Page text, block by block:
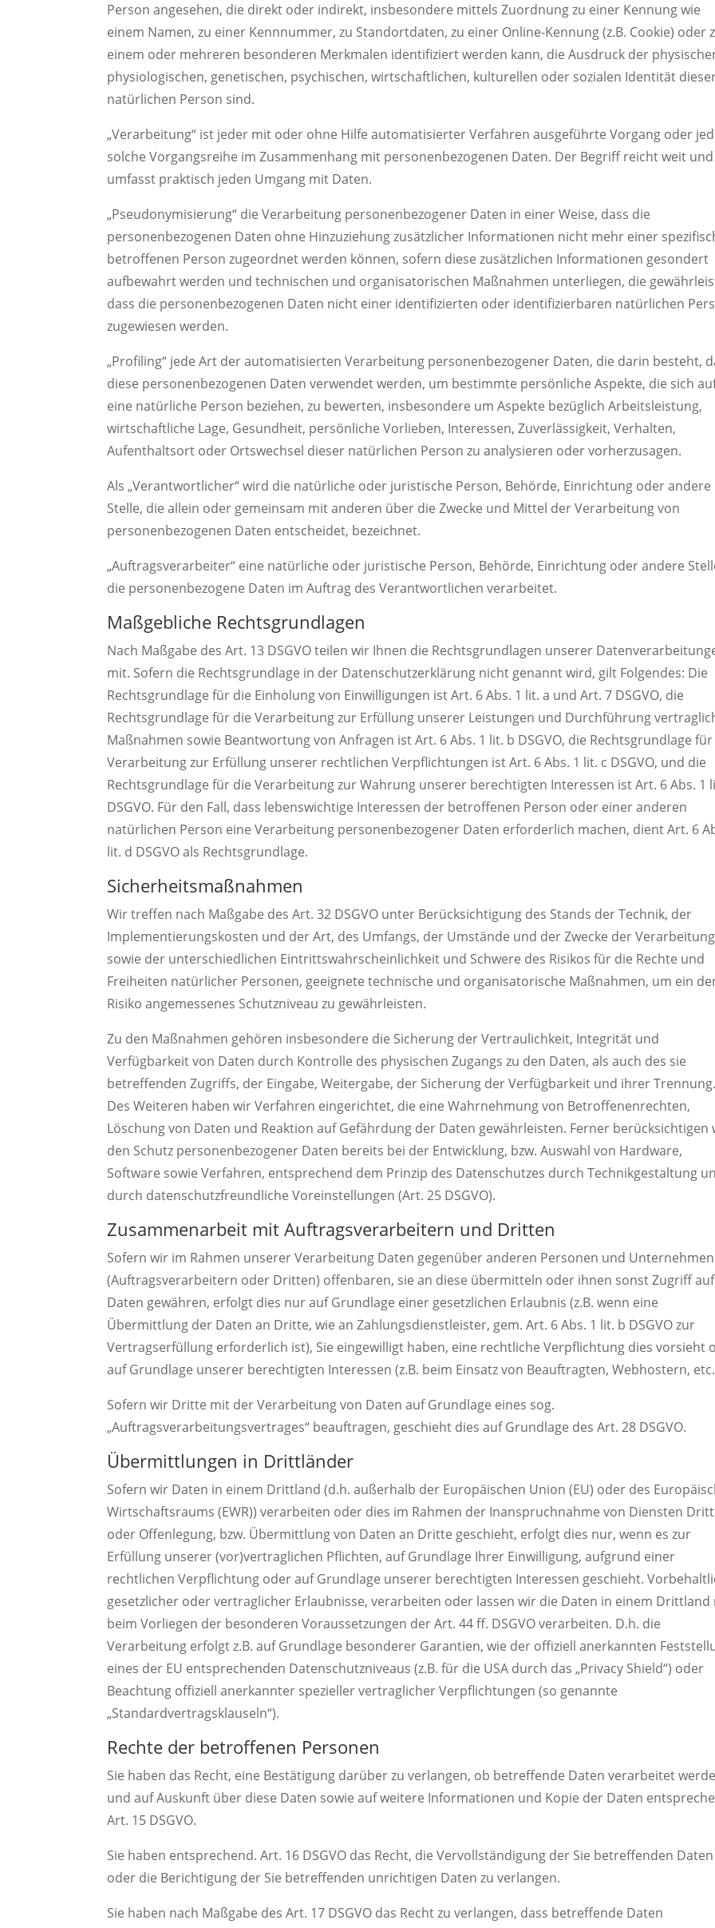
Person angesehen, die direkt oder indirekt, insbesondere mittels Zuordnung zu einer Kennung wie
einem Namen, zu einer Kennnummer, zu Standortdaten, zu einer Online-Kennung (z.B. Cookie) oder
einem oder mehreren besonderen Merkmalen identifiziert werden kann, die Ausdruck der
physiologischen, genetischen, psychischen, wirtschaftlichen, kulturellen oder sozialen Identität
natürlichen Person sind.
„Verarbeitung“ ist jeder mit oder ohne Hilfe automatisierter Verfahren ausgeführte Vorgang oder
solche Vorgangsreihe im Zusammenhang mit personenbezogenen Daten. Der Begriff reicht weit und
umfasst praktisch jeden Umgang mit Daten.
„Pseudonymisierung“ die Verarbeitung personenbezogener Daten in einer Weise, dass die
personenbezogenen Daten ohne Hinzuziehung zusätzlicher Informationen nicht mehr einer
betroffenen Person zugeordnet werden können, sofern diese zusätzlichen Informationen gesondert
aufbewahrt werden und technischen und organisatorischen Maßnahmen unterliegen, die
dass die personenbezogenen Daten nicht einer identifizierten oder identifizierbaren natürlichen
zugewiesen werden.
„Profiling“ jede Art der automatisierten Verarbeitung personenbezogener Daten, die darin besteht,
diese personenbezogenen Daten verwendet werden, um bestimmte persönliche Aspekte, die sich
eine natürliche Person beziehen, zu bewerten, insbesondere um Aspekte bezüglich Arbeitsleistung,
wirtschaftliche Lage, Gesundheit, persönliche Vorlieben, Interessen, Zuverlässigkeit, Verhalten,
Aufenthaltsort oder Ortswechsel dieser natürlichen Person zu analysieren oder vorherzusagen.
Als „Verantwortlicher“ wird die natürliche oder juristische Person, Behörde, Einrichtung oder andere
Stelle, die allein oder gemeinsam mit anderen über die Zwecke und Mittel der Verarbeitung von
personenbezogenen Daten entscheidet, bezeichnet.
„Auftragsverarbeiter“ eine natürliche oder juristische Person, Behörde, Einrichtung oder andere
die personenbezogene Daten im Auftrag des Verantwortlichen verarbeitet.
Maßgebliche Rechtsgrundlagen
Nach Maßgabe des Art. 13 DSGVO teilen wir Ihnen die Rechtsgrundlagen unserer
mit. Sofern die Rechtsgrundlage in der Datenschutzerklärung nicht genannt wird, gilt Folgendes: Die
Rechtsgrundlage für die Einholung von Einwilligungen ist Art. 6 Abs. 1 lit. a und Art. 7 DSGVO, die
Rechtsgrundlage für die Verarbeitung zur Erfüllung unserer Leistungen und Durchführung
Maßnahmen sowie Beantwortung von Anfragen ist Art. 6 Abs. 1 lit. b DSGVO, die Rechtsgrundlage
Verarbeitung zur Erfüllung unserer rechtlichen Verpflichtungen ist Art. 6 Abs. 1 lit. c DSGVO, und die
Rechtsgrundlage für die Verarbeitung zur Wahrung unserer berechtigten Interessen ist Art. 6 Abs. 1
DSGVO. Für den Fall, dass lebenswichtige Interessen der betroffenen Person oder einer anderen
natürlichen Person eine Verarbeitung personenbezogener Daten erforderlich machen, dient Art. 6
lit. d DSGVO als Rechtsgrundlage.
Sicherheitsmaßnahmen
Wir treffen nach Maßgabe des Art. 32 DSGVO unter Berücksichtigung des Stands der Technik, der
Implementierungskosten und der Art, des Umfangs, der Umstände und der Zwecke der Verarbeitung
sowie der unterschiedlichen Eintrittswahrscheinlichkeit und Schwere des Risikos für die Rechte und
Freiheiten natürlicher Personen, geeignete technische und organisatorische Maßnahmen, um ein
Risiko angemessenes Schutzniveau zu gewährleisten.
Zu den Maßnahmen gehören insbesondere die Sicherung der Vertraulichkeit, Integrität und
Verfügbarkeit von Daten durch Kontrolle des physischen Zugangs zu den Daten, als auch des sie
betreffenden Zugriffs, der Eingabe, Weitergabe, der Sicherung der Verfügbarkeit und ihrer Trennung.
Des Weiteren haben wir Verfahren eingerichtet, die eine Wahrnehmung von Betroffenenrechten,
Löschung von Daten und Reaktion auf Gefährdung der Daten gewährleisten. Ferner berücksichtigen
den Schutz personenbezogener Daten bereits bei der Entwicklung, bzw. Auswahl von Hardware,
Software sowie Verfahren, entsprechend dem Prinzip des Datenschutzes durch Technikgestaltung
durch datenschutzfreundliche Voreinstellungen (Art. 25 DSGVO).
Zusammenarbeit mit Auftragsverarbeitern und Dritten
Sofern wir im Rahmen unserer Verarbeitung Daten gegenüber anderen Personen und Unternehmen
(Auftragsverarbeitern oder Dritten) offenbaren, sie an diese übermitteln oder ihnen sonst Zugriff
Daten gewähren, erfolgt dies nur auf Grundlage einer gesetzlichen Erlaubnis (z.B. wenn eine
Übermittlung der Daten an Dritte, wie an Zahlungsdienstleister, gem. Art. 6 Abs. 1 lit. b DSGVO zur
Vertragserfüllung erforderlich ist), Sie eingewilligt haben, eine rechtliche Verpflichtung dies vorsieht
auf Grundlage unserer berechtigten Interessen (z.B. beim Einsatz von Beauftragten, Webhostern,
Sofern wir Dritte mit der Verarbeitung von Daten auf Grundlage eines sog.
„Auftragsverarbeitungsvertrages“ beauftragen, geschieht dies auf Grundlage des Art. 28 DSGVO.
Übermittlungen in Drittländer
Sofern wir Daten in einem Drittland (d.h. außerhalb der Europäischen Union (EU) oder des
Wirtschaftsraums (EWR)) verarbeiten oder dies im Rahmen der Inanspruchnahme von Diensten
oder Offenlegung, bzw. Übermittlung von Daten an Dritte geschieht, erfolgt dies nur, wenn es zur
Erfüllung unserer (vor)vertraglichen Pflichten, auf Grundlage Ihrer Einwilligung, aufgrund einer
rechtlichen Verpflichtung oder auf Grundlage unserer berechtigten Interessen geschieht.
gesetzlicher oder vertraglicher Erlaubnisse, verarbeiten oder lassen wir die Daten in einem Drittland
beim Vorliegen der besonderen Voraussetzungen der Art. 44 ff. DSGVO verarbeiten. D.h. die
Verarbeitung erfolgt z.B. auf Grundlage besonderer Garantien, wie der offiziell anerkannten
eines der EU entsprechenden Datenschutzniveaus (z.B. für die USA durch das „Privacy Shield“) oder
Beachtung offiziell anerkannter spezieller vertraglicher Verpflichtungen (so genannte
„Standardvertragsklauseln“).
Rechte der betroffenen Personen
Sie haben das Recht, eine Bestätigung darüber zu verlangen, ob betreffende Daten verarbeitet
und auf Auskunft über diese Daten sowie auf weitere Informationen und Kopie der Daten
Art. 15 DSGVO.
Sie haben entsprechend. Art. 16 DSGVO das Recht, die Vervollständigung der Sie betreffenden Daten
oder die Berichtigung der Sie betreffenden unrichtigen Daten zu verlangen.
Sie haben nach Maßgabe des Art. 17 DSGVO das Recht zu verlangen, dass betreffende Daten